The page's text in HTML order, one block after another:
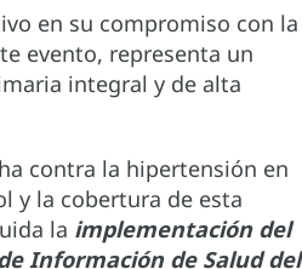
en su compromiso con la
evento, representa un
integral y de alta
contra la hipertensión en
y la cobertura de esta
la implementación del
Información de Salud del